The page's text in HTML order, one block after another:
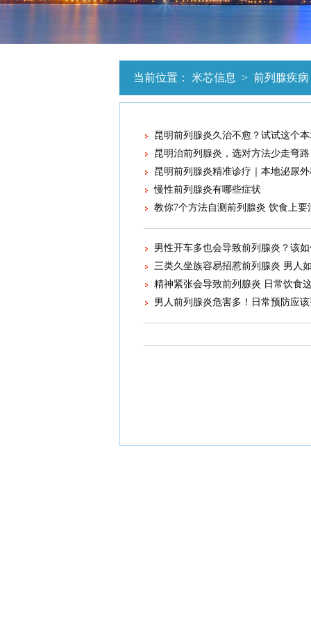
当前位置： 米芯信息 > 前列腺疾病
昆明前列腺炎久治不愈？试试这个
昆明治前列腺炎，选对方法少走弯
昆明前列腺炎精准诊疗｜本地泌尿
慢性前列腺炎有哪些症状
教你7个方法自测前列腺炎 饮食上要
男性开车多也会导致前列腺炎？该
三类久坐族容易招惹前列腺炎 男人
精神紧张会导致前列腺炎 日常饮食
男人前列腺炎危害多！日常预防应